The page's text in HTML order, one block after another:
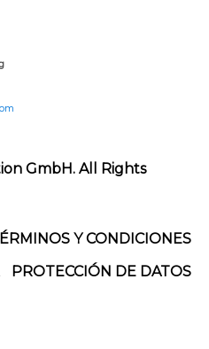
GmbH. All Rights
Y CONDICIONES
PROTECCIÓN DE DATOS